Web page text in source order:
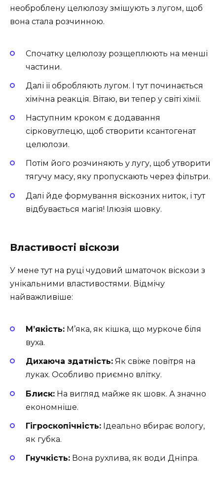
необроблену целюлозу змішують з лугом, щоб
вона стала розчинною.
Спочатку целюлозу розщеплюють на менші
частини.
Далі її обробляють лугом. І тут починається
хімічна реакція. Вітаю, ви тепер у світі хімії.
Наступним кроком є додавання
сірковуглецю, щоб створити ксантогенат
целюлози.
Потім його розчиняють у лугу, щоб утворити
тягучу масу, яку пропускають через фільтри.
Далі йде формування віскозних ниток, і тут
відбувається магія! Ілюзія шовку.
Властивості віскози
У мене тут на руці чудовий шматочок віскози з
унікальними властивостями. Відмічу
найважливіше:
М’якість: М’яка, як кішка, що муркоче біля
вуха.
Дихаюча здатність: Як свіже повітря на
луках. Особливо приємно влітку.
Блиск: На вигляд майже як шовк. А значно
економніше.
Гігроскопічність: Ідеально вбирає вологу,
як губка.
Гнучкість: Вона рухлива, як води Дніпра.